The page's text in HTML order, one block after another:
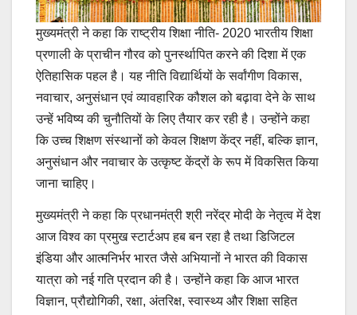
मुख्यमंत्री ने कहा कि राष्ट्रीय शिक्षा नीति- 2020 भारतीय शिक्षा
प्रणाली के प्राचीन गौरव को पुनर्स्थापित करने की दिशा में एक
ऐतिहासिक पहल है। यह नीति विद्यार्थियों के सर्वांगीण विकास,
नवाचार, अनुसंधान एवं व्यावहारिक कौशल को बढ़ावा देने के साथ
उन्हें भविष्य की चुनौतियों के लिए तैयार कर रही है। उन्होंने कहा
कि उच्च शिक्षण संस्थानों को केवल शिक्षण केंद्र नहीं, बल्कि ज्ञान,
अनुसंधान और नवाचार के उत्कृष्ट केंद्रों के रूप में विकसित किया
जाना चाहिए।
मुख्यमंत्री ने कहा कि प्रधानमंत्री श्री नरेंद्र मोदी के नेतृत्व में देश
आज विश्व का प्रमुख स्टार्टअप हब बन रहा है तथा डिजिटल
इंडिया और आत्मनिर्भर भारत जैसे अभियानों ने भारत की विकास
यात्रा को नई गति प्रदान की है। उन्होंने कहा कि आज भारत
विज्ञान, प्रौद्योगिकी, रक्षा, अंतरिक्ष, स्वास्थ्य और शिक्षा सहित